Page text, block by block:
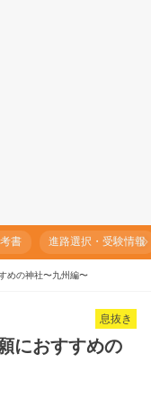
書 進路選択・受験情報
めの神社〜九州編〜
息抜き
におすすめの